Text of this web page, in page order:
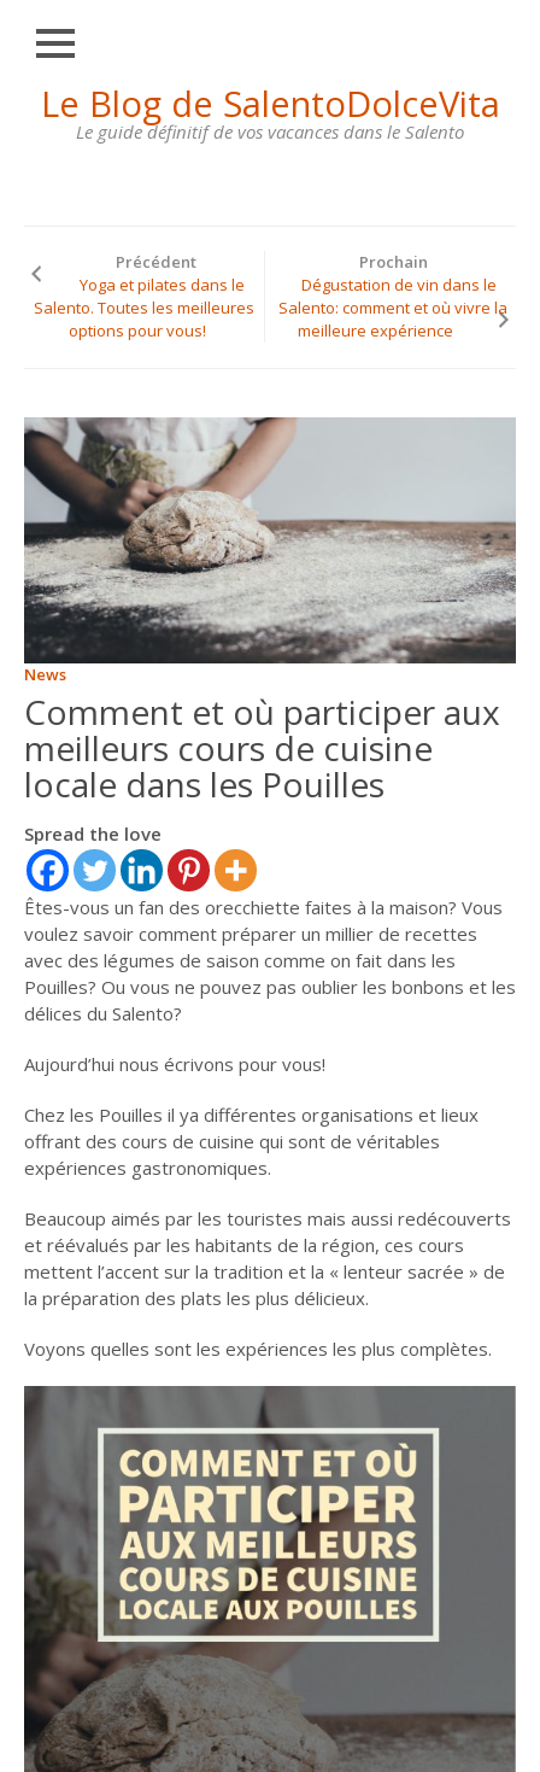
Le Blog de SalentoDolceVita
Le guide définitif de vos vacances dans le Salento
Fermer
HOME
OTRANTO
SANTA
MARIA
À
LOUER
CONTACTS
ITALIANO
ENGLISH
Précédent
Yoga et pilates dans le
Salento. Toutes les meilleures
options pour vous!
Prochain
Dégustation de vin dans le
Salento: comment et où vivre la
meilleure expérience
News
Comment et où participer aux
meilleurs cours de cuisine
locale dans les Pouilles
Spread the love
Êtes-vous un fan des orecchiette faites à la maison? Vous
voulez savoir comment préparer un millier de recettes
avec des légumes de saison comme on fait dans les
Pouilles? Ou vous ne pouvez pas oublier les bonbons et les
délices du Salento?
Aujourd’hui nous écrivons pour vous!
Chez les Pouilles il ya différentes organisations et lieux
offrant des cours de cuisine qui sont de véritables
expériences gastronomiques.
Beaucoup aimés par les touristes mais aussi redécouverts
et réévalués par les habitants de la région, ces cours
mettent l’accent sur la tradition et la « lenteur sacrée » de
la préparation des plats les plus délicieux.
Voyons quelles sont les expériences les plus complètes.